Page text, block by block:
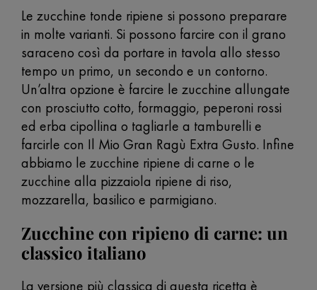
Le zucchine tonde ripiene si possono preparare
in molte varianti. Si possono farcire con il grano
saraceno così da portare in tavola allo stesso
tempo un primo, un secondo e un contorno.
Un’altra opzione è farcire le zucchine allungate
con prosciutto cotto, formaggio, peperoni rossi
ed erba cipollina o tagliarle a tamburelli e
farcirle con Il Mio Gran Ragù Extra Gusto. Infine
abbiamo le zucchine ripiene di carne o le
zucchine alla pizzaiola ripiene di riso,
mozzarella, basilico e parmigiano.
Zucchine con ripieno di carne: un
classico italiano
La versione più classica di questa ricetta è